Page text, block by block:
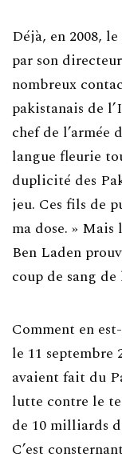
Déjà, en 2008,
par son
nombreux
pakistanais de
chef de l’armée
langue fleurie
duplicité des
jeu. Ces fils de
ma dose. »
Ben Laden
coup de sang
Comment en
le 11 septembre
avaient fait du
lutte contre le
de 10 milliards
C’est